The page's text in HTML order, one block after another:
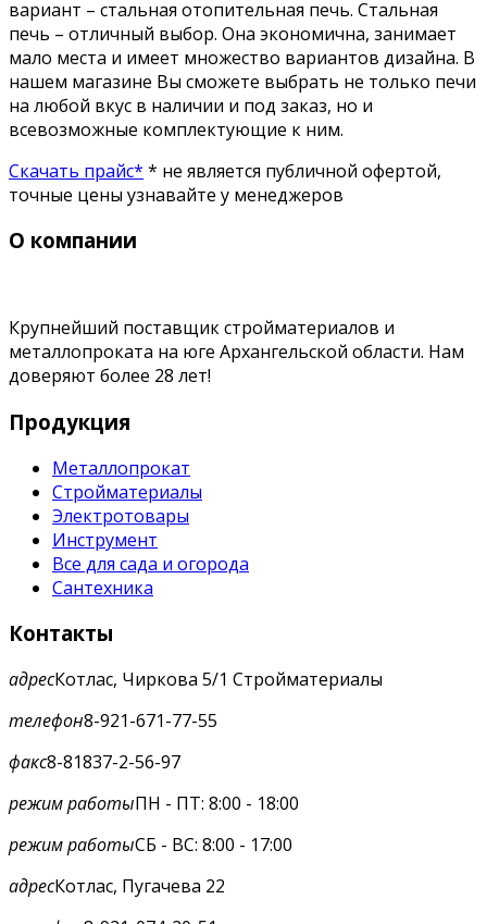
вариант – стальная отопительная печь. Стальная
печь – отличный выбор. Она экономична, занимает
мало места и имеет множество вариантов дизайна. В
нашем магазине Вы сможете выбрать не только печи
на любой вкус в наличии и под заказ, но и
всевозможные комплектующие к ним.
Скачать прайс* * не является публичной офертой,
точные цены узнавайте у менеджеров
О компании
Крупнейший поставщик стройматериалов и
металлопроката на юге Архангельской области. Нам
доверяют более 28 лет!
Продукция
Металлопрокат
Стройматериалы
Электротовары
Инструмент
Все для сада и огорода
Сантехника
Контакты
адресКотлас, Чиркова 5/1 Стройматериалы
телефон8-921-671-77-55
факс8-81837-2-56-97
режим работыПН - ПТ: 8:00 - 18:00
режим работыСБ - ВС: 8:00 - 17:00
адресКотлас, Пугачева 22